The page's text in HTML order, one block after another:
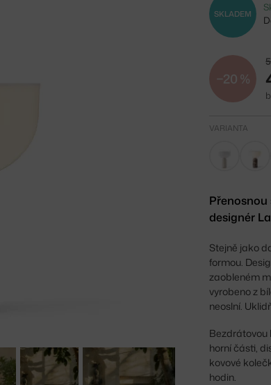
SKLADEM
−20 %
VARIANTA
designér
Stejně jako
formou.
zaobleném
vyrobeno z
neoslní.
Bezdrátovou
horní části,
kovové
hodin.